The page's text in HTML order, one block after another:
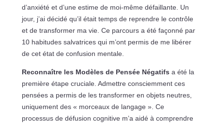
d’anxiété et d’une estime de moi-même défaillante. Un
jour, j’ai décidé qu’il était temps de reprendre le contrôle
et de transformer ma vie. Ce parcours a été façonné par
10 habitudes salvatrices qui m’ont permis de me libérer
de cet état de confusion mentale.
Reconnaître les Modèles de Pensée Négatifs a été la
première étape cruciale. Admettre consciemment ces
pensées a permis de les transformer en objets neutres,
uniquement des « morceaux de langage ». Ce
processus de défusion cognitive m’a aidé à comprendre